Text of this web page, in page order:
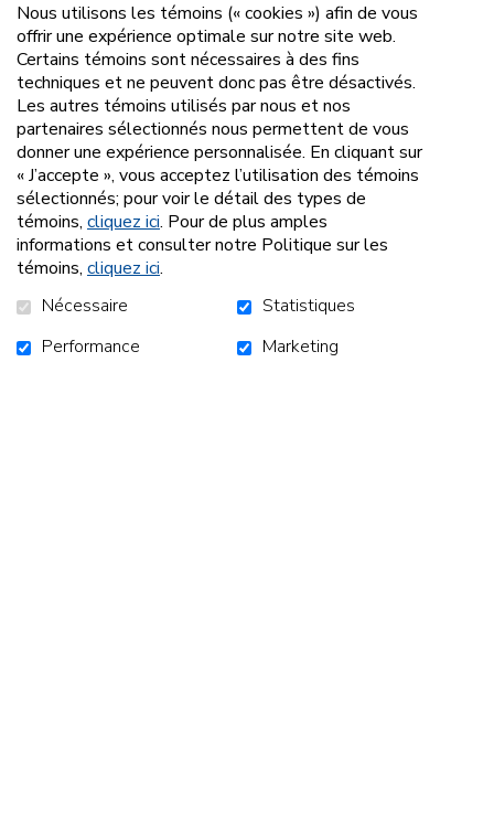
25,00 $
AJOUTER AU PANIER
Nous utilisons les témoins (« cookies ») afin de vous
offrir une expérience optimale sur notre site web.
Certains témoins sont nécessaires à des fins
techniques et ne peuvent donc pas être désactivés.
Les autres témoins utilisés par nous et nos
partenaires sélectionnés nous permettent de vous
donner une expérience personnalisée. En cliquant sur
« J’accepte », vous acceptez l’utilisation des témoins
sélectionnés; pour voir le détail des types de
témoins, cliquez ici. Pour de plus amples
informations et consulter notre Politique sur les
témoins, cliquez ici.
Nécessaire
Statistiques
Performance
Marketing